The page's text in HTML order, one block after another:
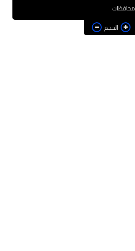
فن
محافظات
الحجم